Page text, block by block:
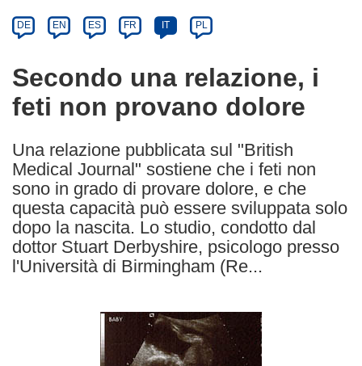
Article
available
the
following
languages:
DE EN ES FR IT PL
Secondo una relazione, i
feti non provano dolore
Una relazione pubblicata sul "British
Medical Journal" sostiene che i feti non
sono in grado di provare dolore, e che
questa capacità può essere sviluppata solo
dopo la nascita. Lo studio, condotto dal
dottor Stuart Derbyshire, psicologo presso
l'Università di Birmingham (Re...